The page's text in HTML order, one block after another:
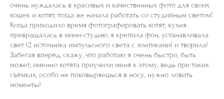
очень нуждалась в красивых и качественных фото для своих
кошек и котят, тогда же начала работать со студийным светом!
Когда приходило время фотографировать котят, кухня
превращалась в мини-студию, я крепила фон, устанавливала
свет (2 источника импульсного света с зонтиками) и творила)
Забегая вперёд, скажу, что работаю я очень быстро, быть
может, именно котята приучили меня к этому, ведь при таких
съёмках, особо не поковыряешься в носу, нужно ловить
моменты)